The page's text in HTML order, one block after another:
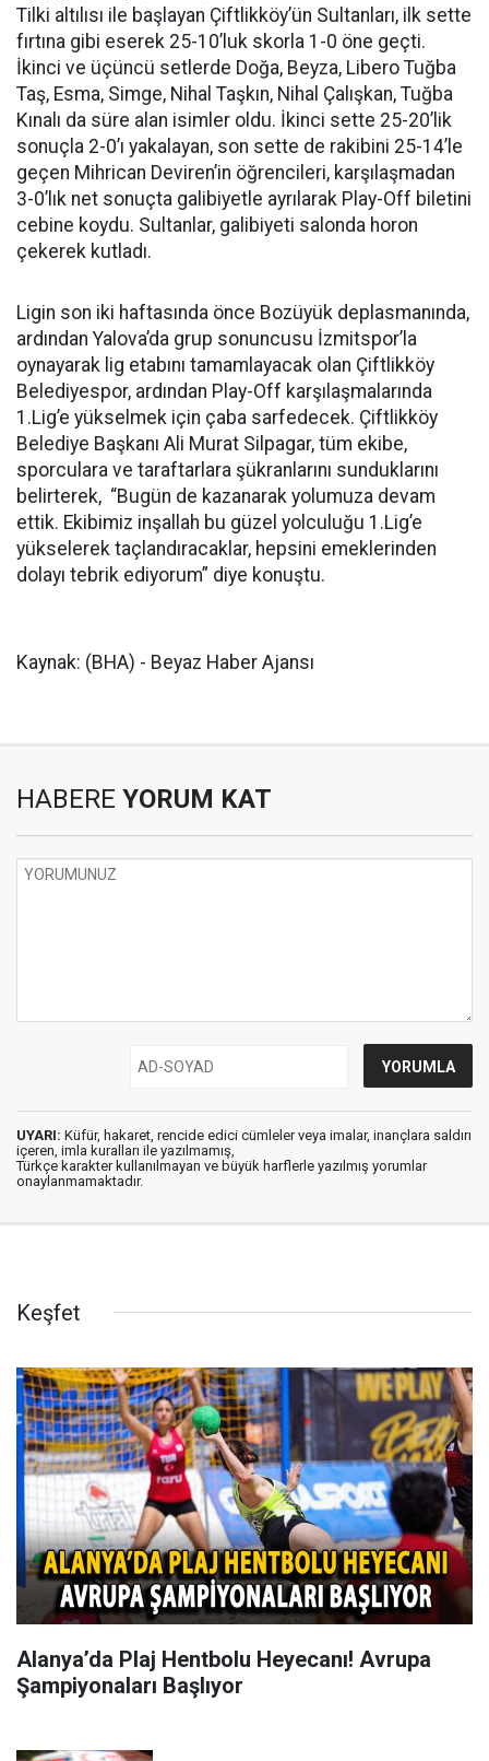
Tilki altılısı ile başlayan Çiftlikköy’ün Sultanları, ilk sette
fırtına gibi eserek 25-10’luk skorla 1-0 öne geçti.
İkinci ve üçüncü setlerde Doğa, Beyza, Libero Tuğba
Taş, Esma, Simge, Nihal Taşkın, Nihal Çalışkan, Tuğba
Kınalı da süre alan isimler oldu. İkinci sette 25-20’lik
sonuçla 2-0’ı yakalayan, son sette de rakibini 25-14’le
geçen Mihrican Deviren’in öğrencileri, karşılaşmadan
3-0’lık net sonuçta galibiyetle ayrılarak Play-Off biletini
cebine koydu. Sultanlar, galibiyeti salonda horon
çekerek kutladı.
Ligin son iki haftasında önce Bozüyük deplasmanında,
ardından Yalova’da grup sonuncusu İzmitspor’la
oynayarak lig etabını tamamlayacak olan Çiftlikköy
Belediyespor, ardından Play-Off karşılaşmalarında
1.Lig’e yükselmek için çaba sarfedecek. Çiftlikköy
Belediye Başkanı Ali Murat Silpagar, tüm ekibe,
sporculara ve taraftarlara şükranlarını sunduklarını
belirterek, “Bugün de kazanarak yolumuza devam
ettik. Ekibimiz inşallah bu güzel yolculuğu 1.Lig’e
yükselerek taçlandıracaklar, hepsini emeklerinden
dolayı tebrik ediyorum” diye konuştu.
Kaynak: (BHA) - Beyaz Haber Ajansı
HABERE YORUM KAT
UYARI: Küfür, hakaret, rencide edici cümleler veya imalar, inançlara saldırı
içeren, imla kuralları ile yazılmamış,
Türkçe karakter kullanılmayan ve büyük harflerle yazılmış yorumlar
onaylanmamaktadır.
Keşfet
Alanya’da Plaj Hentbolu Heyecanı! Avrupa
Şampiyonaları Başlıyor